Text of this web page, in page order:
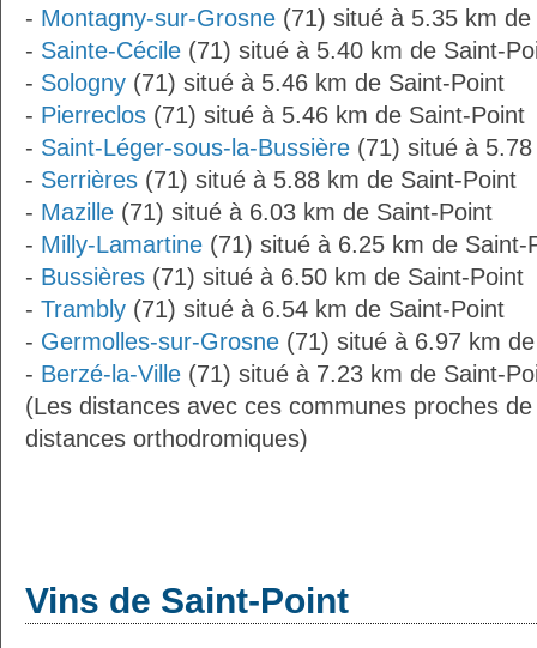
- Montagny-sur-Grosne (71) situé à 5.35 km
- Sainte-Cécile (71) situé à 5.40 km de Saint-
- Sologny (71) situé à 5.46 km de Saint-Point
- Pierreclos (71) situé à 5.46 km de Saint-Point
- Saint-Léger-sous-la-Bussière (71) situé à
- Serrières (71) situé à 5.88 km de Saint-Point
- Mazille (71) situé à 6.03 km de Saint-Point
- Milly-Lamartine (71) situé à 6.25 km de Saint-
- Bussières (71) situé à 6.50 km de Saint-Point
- Trambly (71) situé à 6.54 km de Saint-Point
- Germolles-sur-Grosne (71) situé à 6.97 km
- Berzé-la-Ville (71) situé à 7.23 km de Saint-
(Les distances avec ces communes proches
distances orthodromiques)
Vins de Saint-Point